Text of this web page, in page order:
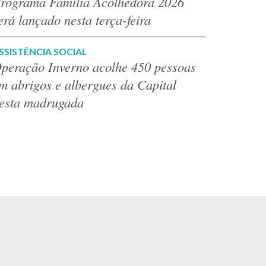
lançado nesta terça-feira
SOCIAL
Inverno acolhe 450 pessoas
abrigos e albergues da Capital
madrugada